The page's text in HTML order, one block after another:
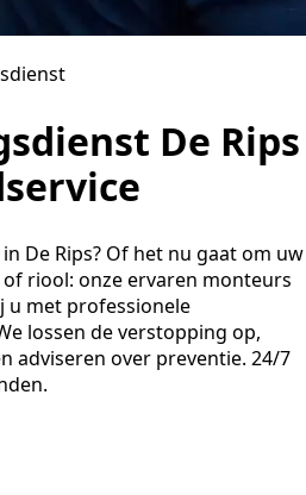
De Rips
De Rips? Of het nu gaat om uw
riool: onze ervaren monteurs
u met professionele
lossen de verstopping op,
adviseren over preventie. 24/7